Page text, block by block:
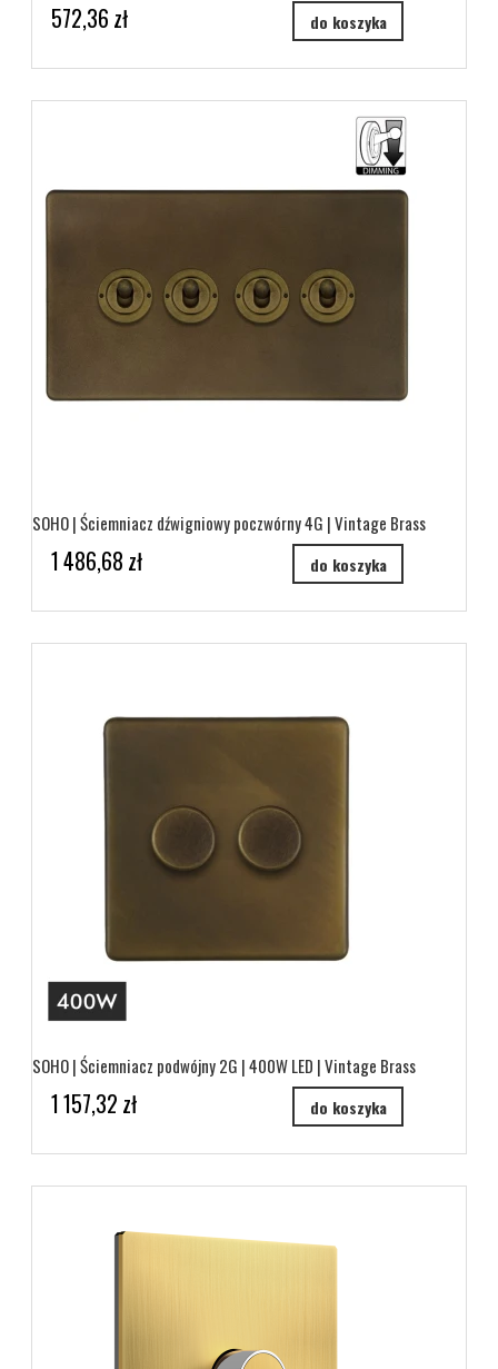
572,36 zł do koszyka
SOHO | Ściemniacz dźwigniowy poczwórny 4G | Vintage Brass
1 486,68 zł do koszyka
SOHO | Ściemniacz podwójny 2G | 400W LED | Vintage Brass
1 157,32 zł do koszyka